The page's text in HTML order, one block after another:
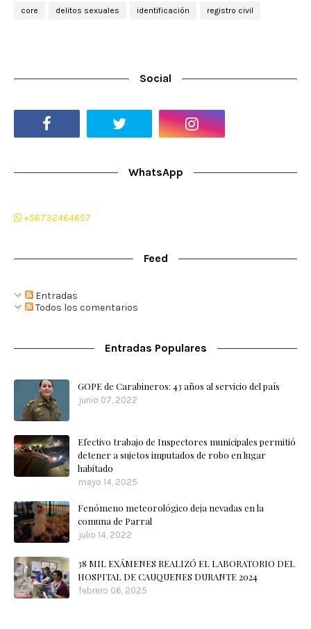
core delitos sexuales identificación registro civil
Social
WhatsApp
+56732464657
Feed
Entradas
Todos los comentarios
Entradas Populares
GOPE de Carabineros: 43 años al servicio del país
junio 07, 2022
Efectivo trabajo de Inspectores municipales permitió
detener a sujetos imputados de robo en lugar
habitado
mayo 14, 2025
Fenómeno meteorológico deja nevadas en la
comuna de Parral
julio 14, 2022
38 MIL EXÁMENES REALIZÓ EL LABORATORIO DEL
HOSPITAL DE CAUQUENES DURANTE 2024
febrero 06, 2025